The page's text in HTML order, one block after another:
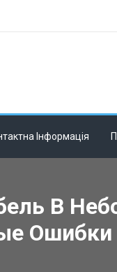
Інформація
В
Ошибки